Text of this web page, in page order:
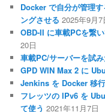
Docker で自分が管理
ングさせる 2025年9月7
OBD-II に車載PCを繋
20日
車載PC/サーバーを試
GPD WIN Max 2 に
Jenkins を Docker 移
フレッツの IPv6 を
て使う 2021年11月7日